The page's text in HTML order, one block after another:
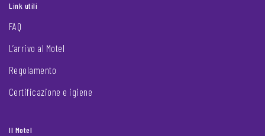
Link utili
FAQ
L’arrivo al Motel
Regolamento
Certificazione e igiene
Il Motel